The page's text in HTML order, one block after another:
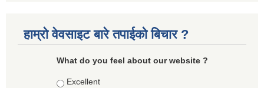
हाम्रो वेवसाइट बारे तपाईको बिचार ?
What do you feel about our website ?
Choices
Excellent